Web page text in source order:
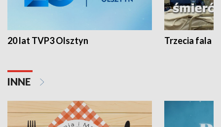
20 lat TVP3 Olsztyn Trzecia fala -
INNE